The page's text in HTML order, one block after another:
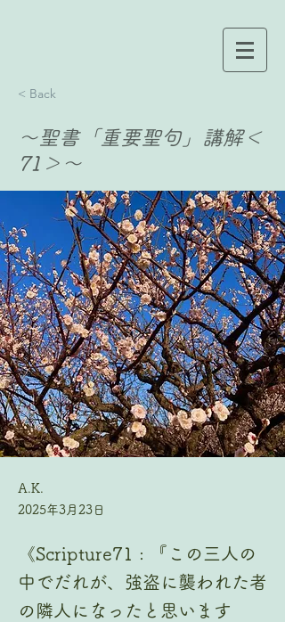
< Back
〜聖書「重要聖句」講解＜
71＞〜
A.K.
2025年3月23日
《Scripture71 : 『この三人の
中でだれが、強盗に襲われた者
の隣人になったと思います